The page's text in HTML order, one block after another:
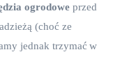
ogrodowe przed
(choć ze
jednak trzymać w